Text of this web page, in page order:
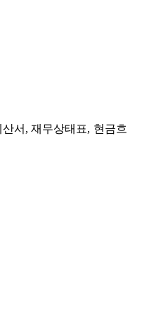
서, 재무상태표, 현금흐